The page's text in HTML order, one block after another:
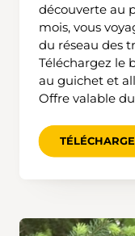
découverte au
mois, vous
du réseau des
Téléchargez le
au guichet et
Offre valable